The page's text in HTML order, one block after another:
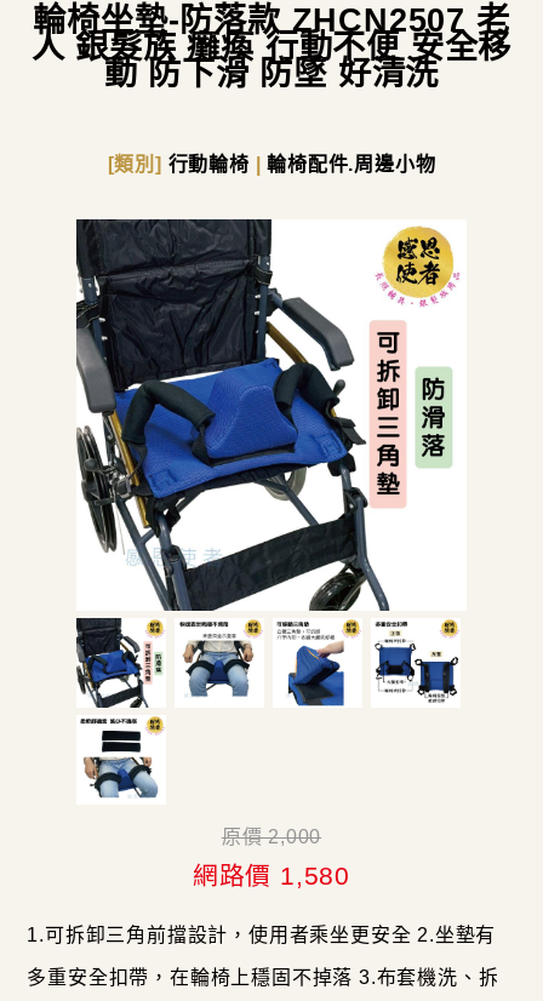
輪椅坐墊-防落款 ZHCN2507 老
人 銀髮族 癱瘓 行動不便 安全移
動 防下滑 防墜 好清洗
[類別] 行動輪椅 |輪椅配件.周邊小物
原價 2,000
網路價 1,580
1.可拆卸三角前擋設計，使用者乘坐更安全 2.坐墊有
多重安全扣帶，在輪椅上穩固不掉落 3.布套機洗、拆